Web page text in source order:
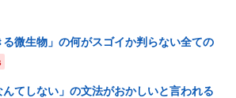
る微生物」の何がスゴイか判らない全ての
てしない」の文法がおかしいと言われる